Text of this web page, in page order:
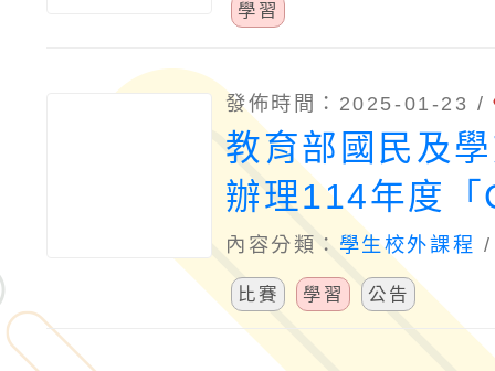
「諮商技巧」
學習
發佈時間：2025-01-23 /
教育部國民及
辦理114年度
English自主學
勵辦法
內容分類： 學生校外課程
比賽 學習 公告